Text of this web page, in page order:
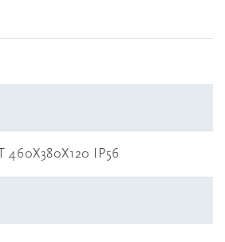
460X380X120 IP56